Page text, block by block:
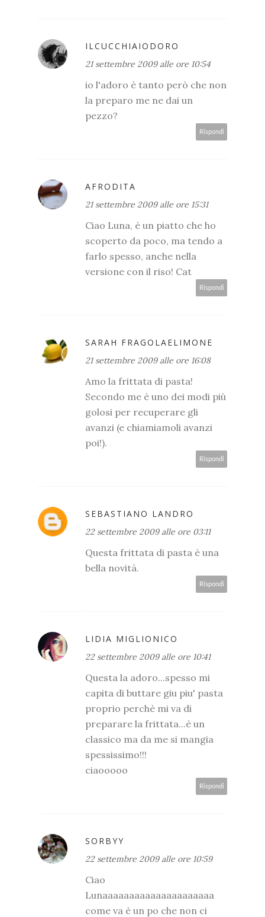
ILCUCCHIAIODORO
21 settembre 2009 alle ore 10:54
io l'adoro è tanto però che non
la preparo me ne dai un
pezzo?
Rispondi
AFRODITA
21 settembre 2009 alle ore 15:31
Ciao Luna, è un piatto che ho
scoperto da poco, ma tendo a
farlo spesso, anche nella
versione con il riso! Cat
Rispondi
SARAH FRAGOLAELIMONE
21 settembre 2009 alle ore 16:08
Amo la frittata di pasta!
Secondo me è uno dei modi più
golosi per recuperare gli
avanzi (e chiamiamoli avanzi
poi!).
Rispondi
SEBASTIANO LANDRO
22 settembre 2009 alle ore 03:11
Questa frittata di pasta è una
bella novità.
Rispondi
LIDIA MIGLIONICO
22 settembre 2009 alle ore 10:41
Questa la adoro...spesso mi
capita di buttare giu piu' pasta
proprio perchè mi va di
preparare la frittata...è un
classico ma da me si mangia
spessissimo!!!
ciaooooo
Rispondi
SORBYY
22 settembre 2009 alle ore 10:59
Ciao
Lunaaaaaaaaaaaaaaaaaaaaa
come va è un po che non ci